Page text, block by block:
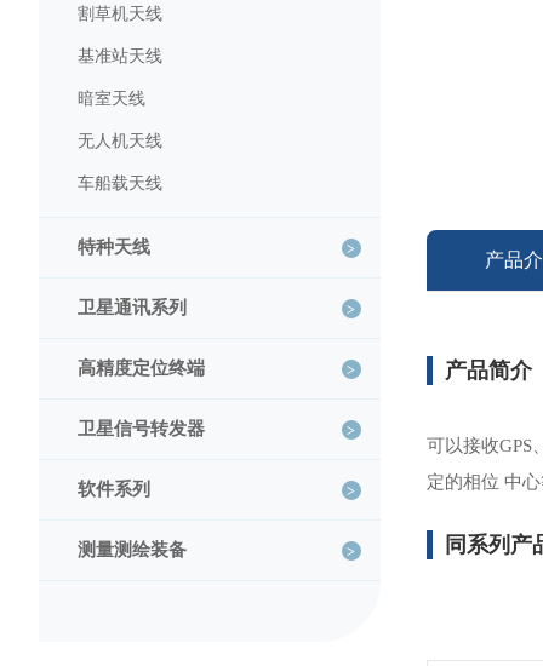
割草机天线
基准站天线
暗室天线
无人机天线
车船载天线
特种天线
卫星通讯系列
高精度定位终端
卫星信号转发器
软件系列
测量测绘装备
产品
产品简介
可以接收GPS
定的相位 中
同系列产